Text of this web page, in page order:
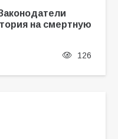
на смертную
126